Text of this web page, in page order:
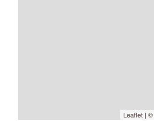
Leaflet | ©